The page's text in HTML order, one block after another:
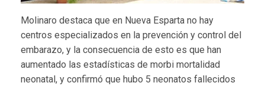
Molinaro destaca que en Nueva Esparta no hay
centros especializados en la prevención y control del
embarazo, y la consecuencia de esto es que han
aumentado las estadísticas de morbi mortalidad
neonatal, y confirmó que hubo 5 neonatos fallecidos